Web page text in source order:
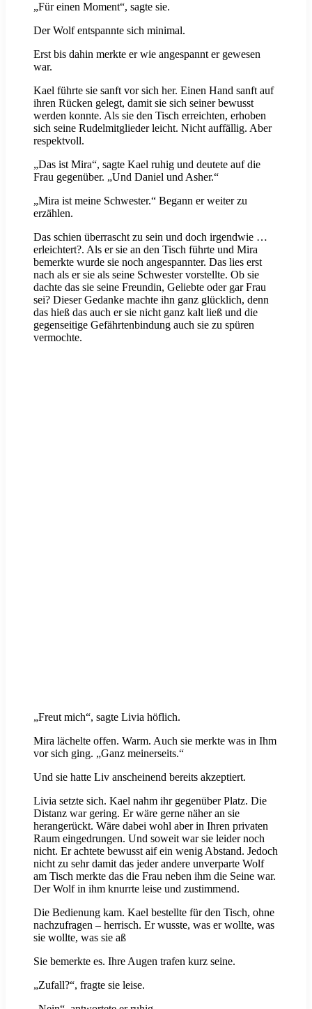
„Für einen Moment“, sagte sie.
Der Wolf entspannte sich minimal.
Erst bis dahin merkte er wie angespannt er gewesen
war.
Kael führte sie sanft vor sich her. Einen Hand sanft auf
ihren Rücken gelegt, damit sie sich seiner bewusst
werden konnte. Als sie den Tisch erreichten, erhoben
sich seine Rudelmitglieder leicht. Nicht auffällig. Aber
respektvoll.
„Das ist Mira“, sagte Kael ruhig und deutete auf die
Frau gegenüber. „Und Daniel und Asher.“
„Mira ist meine Schwester.“ Begann er weiter zu
erzählen.
Das schien überrascht zu sein und doch irgendwie …
erleichtert?. Als er sie an den Tisch führte und Mira
bemerkte wurde sie noch angespannter. Das lies erst
nach als er sie als seine Schwester vorstellte. Ob sie
dachte das sie seine Freundin, Geliebte oder gar Frau
sei? Dieser Gedanke machte ihn ganz glücklich, denn
das hieß das auch er sie nicht ganz kalt ließ und die
gegenseitige Gefährtenbindung auch sie zu spüren
vermochte.
„Freut mich“, sagte Livia höflich.
Mira lächelte offen. Warm. Auch sie merkte was in Ihm
vor sich ging. „Ganz meinerseits.“
Und sie hatte Liv anscheinend bereits akzeptiert.
Livia setzte sich. Kael nahm ihr gegenüber Platz. Die
Distanz war gering. Er wäre gerne näher an sie
herangerückt. Wäre dabei wohl aber in Ihren privaten
Raum eingedrungen. Und soweit war sie leider noch
nicht. Er achtete bewusst aif ein wenig Abstand. Jedoch
nicht zu sehr damit das jeder andere unverparte Wolf
am Tisch merkte das die Frau neben ihm die Seine war.
Der Wolf in ihm knurrte leise und zustimmend.
Die Bedienung kam. Kael bestellte für den Tisch, ohne
nachzufragen – herrisch. Er wusste, was er wollte, was
sie wollte, was sie aß
Sie bemerkte es. Ihre Augen trafen kurz seine.
„Zufall?“, fragte sie leise.